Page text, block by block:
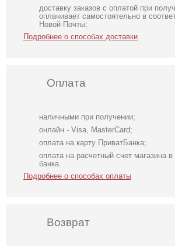
доставку заказов с оплатой при
оплачивает самостоятельно в
Новой Почты;
Подробнее о способах доставки
Оплата
наличными при получении;
онлайн - Visa, MasterCard;
оплата на карту ПриватБанка;
оплата на расчетный счет магазина
банка.
Подробнее о способах оплаты
Возврат